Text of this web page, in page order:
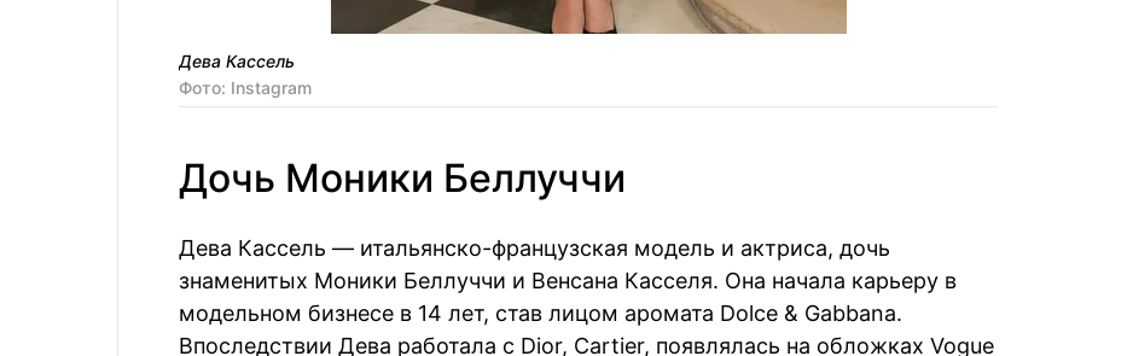
Дева Кассель
Фото: Instagram
Дочь Моники Беллуччи
Дева Кассель — итальянско-французская модель и актриса, дочь
знаменитых Моники Беллуччи и Венсана Касселя. Она начала карьеру в
модельном бизнесе в 14 лет, став лицом аромата Dolce & Gabbana.
Впоследствии Дева работала с Dior, Cartier, появлялась на обложках Vogue